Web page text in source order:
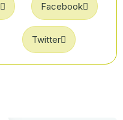
Facebook
Twitter